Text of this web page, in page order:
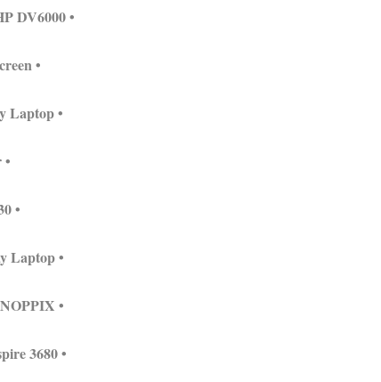
• Motherboard Replacement – HP DV6000
• Testing an Inverterand Screen
• Replace Keyboard – Gateway Laptop
• Vaio Ribbon Repair
• Power Jack – Dell B130
• Power Jack Repair – Gateway Laptop
• Testing a Hard Drive With KNOPPIX
• Replace Cracked Screen – Aspire 3680